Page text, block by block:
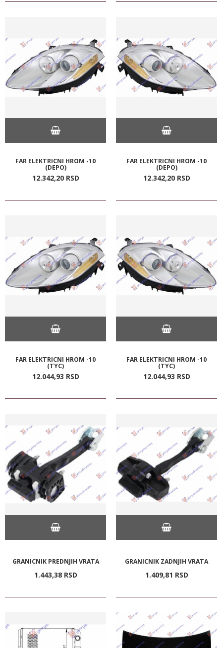
FAR ELEKTRICNI HROM -10
(DEPO)
12.342,20 RSD
FAR ELEKTRICNI HROM -10
(DEPO)
12.342,20 RSD
FAR ELEKTRICNI HROM -10
(TYC)
12.044,93 RSD
FAR ELEKTRICNI HROM -10
(TYC)
12.044,93 RSD
GRANICNIK PREDNJIH VRATA
1.443,38 RSD
GRANICNIK ZADNJIH VRATA
1.409,81 RSD